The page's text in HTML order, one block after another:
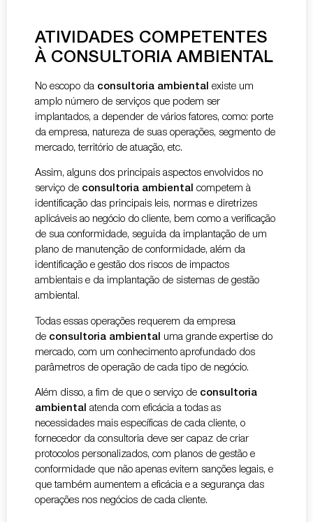
ATIVIDADES COMPETENTES
À CONSULTORIA AMBIENTAL
No escopo da consultoria ambiental existe um
amplo número de serviços que podem ser
implantados, a depender de vários fatores, como: porte
da empresa, natureza de suas operações, segmento de
mercado, território de atuação, etc.
Assim, alguns dos principais aspectos envolvidos no
serviço de consultoria ambiental competem à
identificação das principais leis, normas e diretrizes
aplicáveis ao negócio do cliente, bem como a verificação
de sua conformidade, seguida da implantação de um
plano de manutenção de conformidade, além da
identificação e gestão dos riscos de impactos
ambientais e da implantação de sistemas de gestão
ambiental.
Todas essas operações requerem da empresa
de consultoria ambiental uma grande expertise do
mercado, com um conhecimento aprofundado dos
parâmetros de operação de cada tipo de negócio.
Além disso, a fim de que o serviço de consultoria
ambiental atenda com eficácia a todas as
necessidades mais específicas de cada cliente, o
fornecedor da consultoria deve ser capaz de criar
protocolos personalizados, com planos de gestão e
conformidade que não apenas evitem sanções legais, e
que também aumentem a eficácia e a segurança das
operações nos negócios de cada cliente.